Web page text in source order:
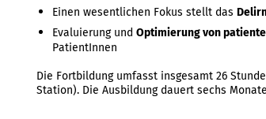
Einen wesentlichen Fokus stellt das
Evaluierung und Optimierung von
PatientInnen
Die Fortbildung umfasst insgesamt 26
Station). Die Ausbildung dauert sechs